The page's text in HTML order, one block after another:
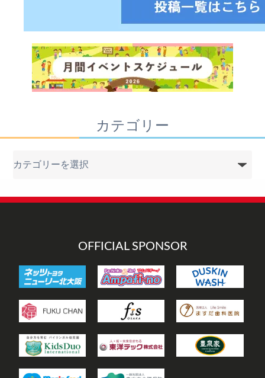
カテゴリー
リ
OFFICIAL SPONSOR